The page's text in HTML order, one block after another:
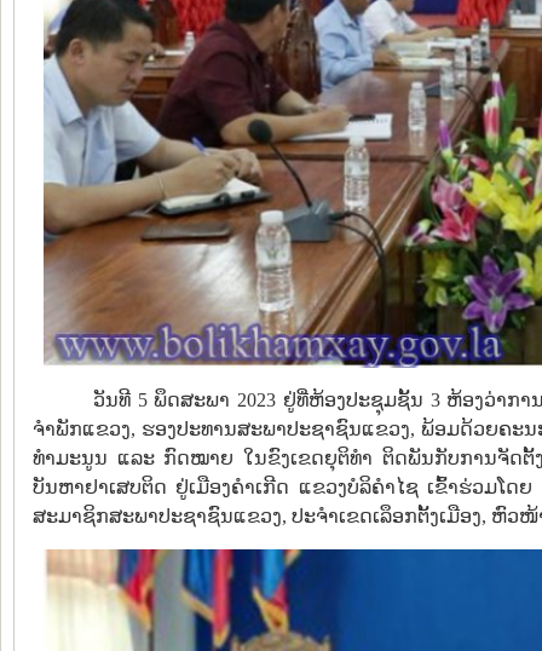
ວັນທີ 5 ພຶດສະພາ 2023 ຢູ່ທີ່ຫ້ອງປະຊຸມຊັ້ນ 3 ຫ້ອງວ່າກາ
ຈໍາພັກແຂວງ, ຮອງປະທານສະພາປະຊາຊົນແຂວງ, ພ້ອມດ້ວຍຄະ
ທໍາມະນູນ ແລະ ກົດໝາຍ ໃນຂົງເຂດຍຸຕິທໍາ ຕິດພັນກັບການຈັດ
ບັນຫາຢາເສບຕິດ ຢູ່ເມືອງຄຳເກີດ ແຂວງບໍລິຄໍາໄຊ ເຂົ້າຮ່ວມໂດ
ສະມາຊິກສະພາປະຊາຊົນແຂວງ, ປະຈໍາເຂດເລຶອກຕັ້ງເມືອງ, ຫົວ